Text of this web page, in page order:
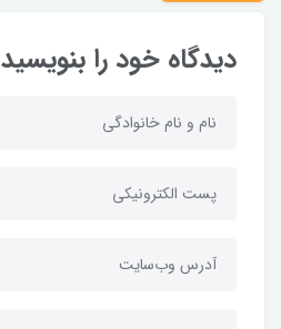
دیدگاه خود را بنویسید